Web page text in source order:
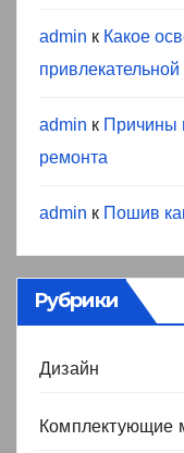
admin к Какое
admin к Причины
ремонта
admin к Пошив
Рубрики
Дизайн
Комплектующие